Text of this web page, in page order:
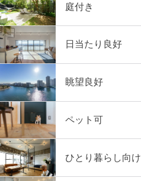
庭付き
日当たり良好
眺望良好
ペット可
ひとり暮らし向け